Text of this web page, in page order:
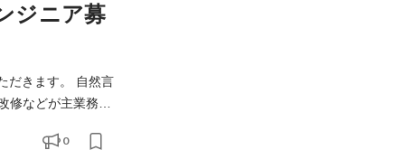
ジニア募
す。 自然言
などが主業務で
0